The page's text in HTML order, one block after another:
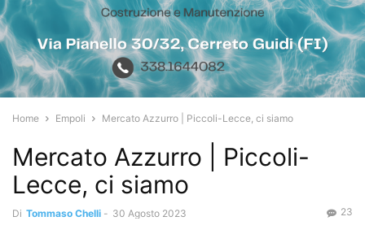
Home Empoli Mercato Azzurro | Piccoli-Lecce, ci siamo
Mercato Azzurro | Piccoli-
Lecce, ci siamo
Di Tommaso Chelli - 30 Agosto 2023 23